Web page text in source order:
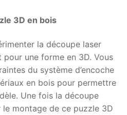
3D en bois
la découpe laser
pour une forme en 3D. Vous
du système d’encoche
en bois pour permettre
Une fois la découpe
le montage de ce puzzle 3D